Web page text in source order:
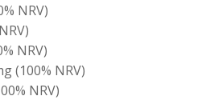
NRV)
NRV)
(100% NRV)
NRV)